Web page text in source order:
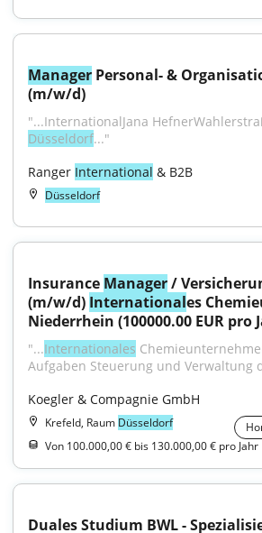
Manager Personal- &
(m/w/d)
Düsseldorf..."
Ranger International & B2B
Düsseldorf
Insurance Manager /
(m/w/d) Internationales
Niederrhein (100000.00 EUR pro
"...Internationales
Aufgaben Steuerung und Verwaltung
Koegler & Compagnie GmbH
Krefeld, Raum Düsseldorf
Von 100.000,00 € bis 130.000,00 € pro Jahr